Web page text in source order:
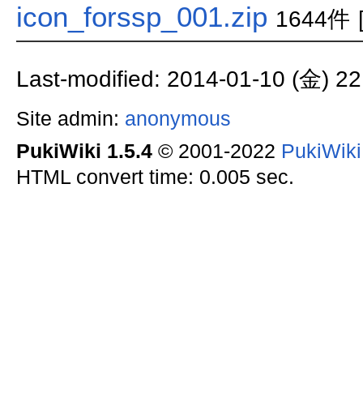
icon_forssp_001.zip 1644件
Last-modified: 2014-01-10 (金)
Site admin: anonymous
PukiWiki 1.5.4© 2001-2022
HTML convert time: 0.005 sec.